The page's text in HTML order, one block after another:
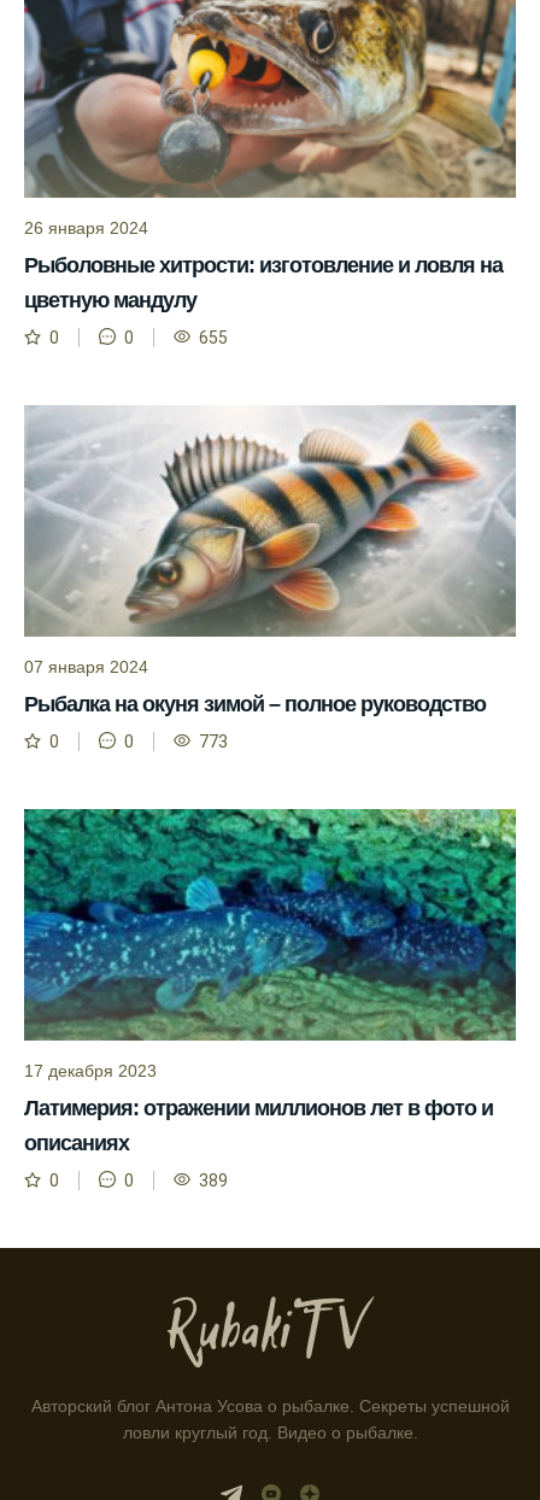
помогает мне выбирать лучшие дни для
рыбалки в Москве и области.
Я скачал приложение и теперь всегда
знаю, когда клюет рыба.
Рыболовный клуб для любителей активной
ловли предоставляет точные прогнозы
клева.
Учитывайте фазы луны при планировании
рыбалки и проверяйте прогноз клева.
Находитесь в Московской области? Это
Прогноз клева учитывает разные факторы,
и это делает его надежным.
Я всегда учитываю фазы луны и погодные
условия при выборе дня для рыбалки.
Прогноз клева учитывает фазы луны и
изменения температуры воды для более
точных результатов.
успешно ловить рыбу в Московской
области.
Мербуш сработал на славу.
Ожидается хороший улов в январе, с
учетом прогноза клева.
Сезонная таблица активности рыбы
помогает планировать рыбалку в разные
месяцы.
Инструкция по подготовке к рыбалке
учитывает прогноз клева.
Благодаря фазам луны, я всегда могу
выбирать оптимальное время для рыбной
подходящее время для ловли хищной
приложении помогает выбрать наилучшие
места для рыбалки.
Прогноз клева учитывает влияние лунных
26 января 2024
Рыболовные хитрости: изготовление и ловля на
цветную мандулу
0 0 655
07 января 2024
Рыбалка на окуня зимой – полное руководство
0 0 773
17 декабря 2023
Латимерия: отражении миллионов лет в фото и
описаниях
0 0 389
Авторский блог Антона Усова о рыбалке. Секреты успешной
ловли круглый год. Видео о рыбалке.